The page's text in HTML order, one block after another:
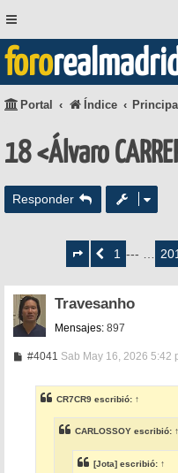
foro
Portal Índice Principal
18 <Álvaro
Responder
deAnterior1 --- … 201
Travesanho
Mensajes: 897
#4041 M
a
j
e
Sab May 16, 2026 5:42
CR7CR9 escribió: ↑
CARLOSSOY escribió: ↑
[Jota] escribió: ↑